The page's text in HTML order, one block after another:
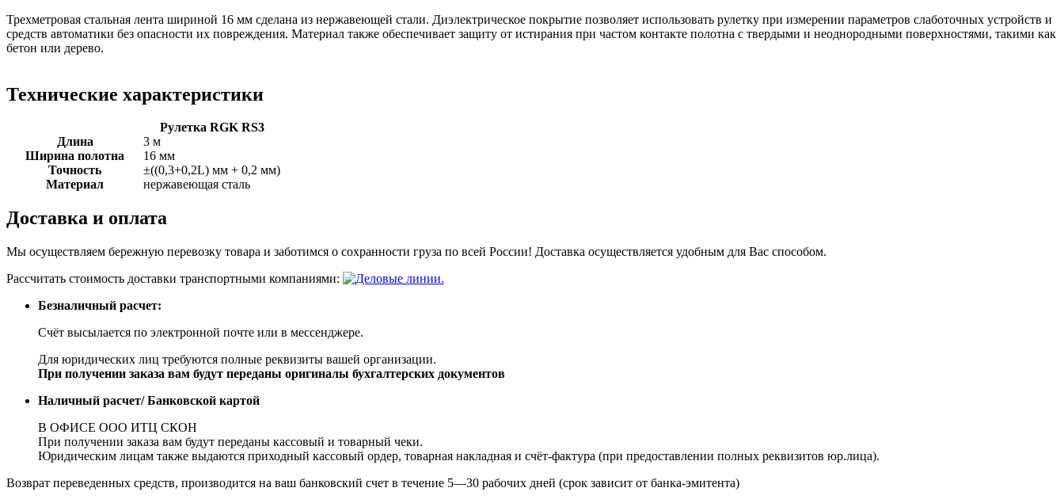
Трехметровая стальная лента шириной 16 мм сделана из нержавеющей стали. Диэлектрическое покрытие позволяет использовать рулетку при измерении параметров слаботочных устройств и
средств автоматики без опасности их повреждения. Материал также обеспечивает защиту от истирания при частом контакте полотна с твердыми и неоднородными поверхностями, такими как
бетон или дерево.
Технические характеристики
Рулетка RGK RS3
Длина
3 м
Ширина полотна
16 мм
Точность
±((0,3+0,2L) мм + 0,2 мм)
Материал
нержавеющая сталь
Доставка и оплата
Мы осуществляем бережную перевозку товара и заботимся о сохранности груза по всей России! Доставка осуществляется удобным для Вас способом.
Рассчитать стоимость доставки транспортными компаниями:
Безналичный расчет:
Счёт высылается по электронной почте или в мессенджере.
Для юридических лиц требуются полные реквизиты вашей организации.
При получении заказа вам будут переданы оригиналы бухгалтерских документов
Наличный расчет/ Банковской картой
В ОФИСЕ ООО ИТЦ СКОН
При получении заказа вам будут переданы кассовый и товарный чеки.
Юридическим лицам также выдаются приходный кассовый ордер, товарная накладная и счёт-фактура (при предоставлении полных реквизитов юр.лица).
Возврат переведенных средств, производится на ваш банковский счет в течение 5—30 рабочих дней (срок зависит от банка-эмитента)